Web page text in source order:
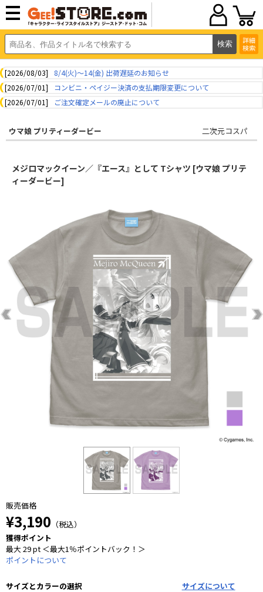
詳細
検索
[2026/08/03]
8/4(火)～14(金) 出荷遅延のお知らせ
[2026/07/01]
コンビニ・ペイジー決済の支払期限変更について
[2026/07/01]
ご注文確定メールの廃止について
ウマ娘 プリティーダービー 二次元コスパ
メジロマックイーン／『エース』として Tシャツ [ウマ娘 プリテ
ィーダービー]
販売価格
¥3,190 （税込）
獲得ポイント
最大 29 pt ＜最大1％ポイントバック！＞
ポイントについて
サイズとカラーの選択 サイズについて